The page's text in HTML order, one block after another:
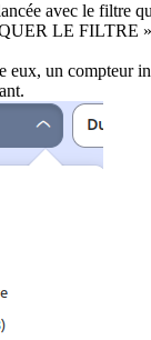
avec le filtre
LE FILTRE
eux, un compteur